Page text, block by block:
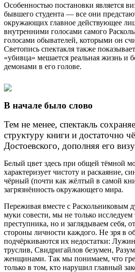
Особенностью постановки является
бывшего студента — все они
окружающих главное действующее
внутренними голосами самого
голосами обывателей, которыми он
Светопись спектакля также
«убивца» мешается реальная жизнь и
демонами в его голове.
В начале было слово
Тем не менее, спектакль
структуру книги и достаточно
Достоевского, дополняя его
Белый цвет здесь при общей тёмной
характеризует чистоту и раскаяние,
чёрный (почти как жёлтый в самой
загрязнённость окружающего мира.
Переживая вместе с Раскольниковым
муки совести, мы не только
преступника, но и заглядываем себя,
стороны личности каждого. Не зря в
подчёркиваются их недостатки:
труслив, Свидригайлов безумен,
женщинами. Так мы понимаем, что
только в том, кто нарушил главный